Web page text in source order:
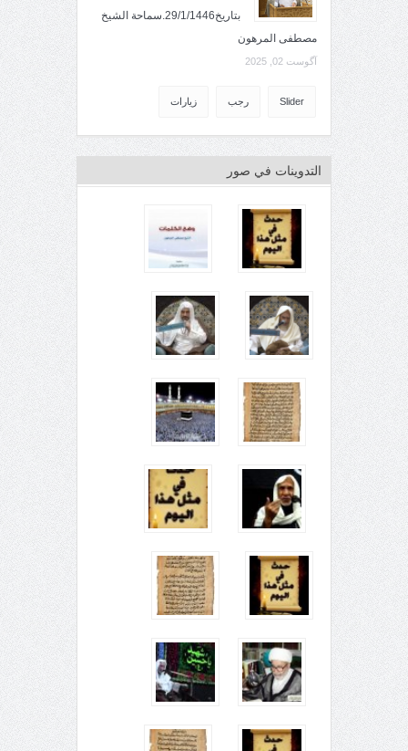
بتاريخ29/1/1446.سماحة الشيخ
مصطفى المرهون
آگوست 02, 2025
Slider رجب زيارات
التدوينات في صور